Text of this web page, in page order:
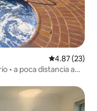
Calificación
4.87 (23)
• a poca distancia a